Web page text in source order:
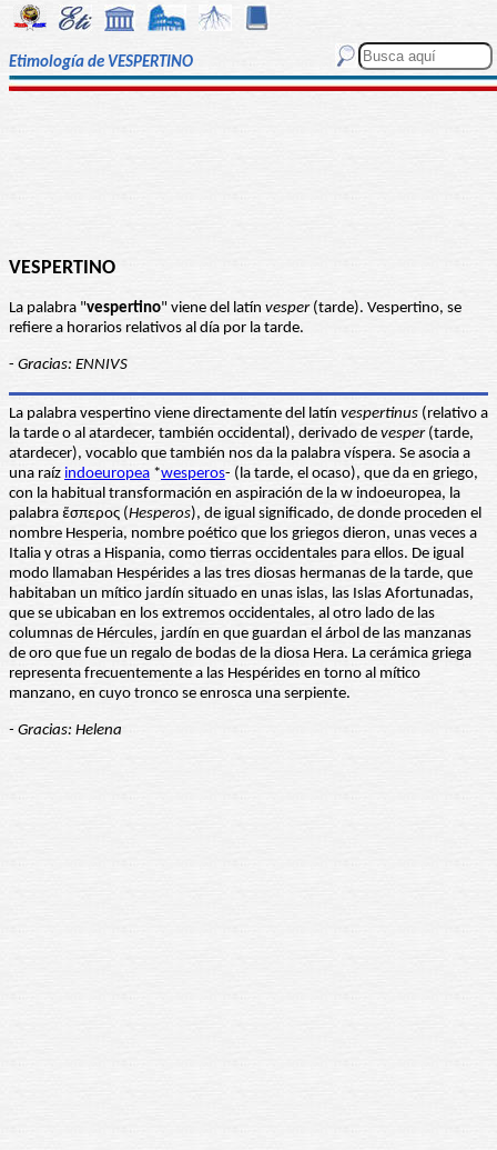
Etimología de VESPERTINO
VESPERTINO
La palabra "vespertino" viene del latín vesper(tarde). Vespertino, se
refiere a horarios relativos al día por la tarde.
- Gracias: ENNIVS
La palabra vespertino viene directamente del latín vespertinus (relativo a
la tarde o al atardecer, también occidental), derivado de vesper(tarde,
atardecer), vocablo que también nos da la palabra víspera. Se asocia a
una raíz indoeuropea *wesperos- (la tarde, el ocaso), que da en griego,
con la habitual transformación en aspiración de la w indoeuropea, la
palabra ἕσπερος (Hesperos), de igual significado, de donde proceden el
nombre Hesperia, nombre poético que los griegos dieron, unas veces a
Italia y otras a Hispania, como tierras occidentales para ellos. De igual
modo llamaban Hespérides a las tres diosas hermanas de la tarde, que
habitaban un mítico jardín situado en unas islas, las Islas Afortunadas,
que se ubicaban en los extremos occidentales, al otro lado de las
columnas de Hércules, jardín en que guardan el árbol de las manzanas
de oro que fue un regalo de bodas de la diosa Hera. La cerámica griega
representa frecuentemente a las Hespérides en torno al mítico
manzano, en cuyo tronco se enrosca una serpiente.
- Gracias: Helena